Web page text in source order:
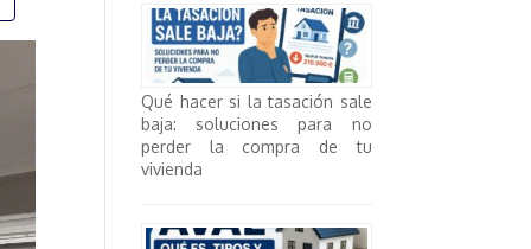
Qué hacer si la tasación sale
baja: soluciones para no
perder la compra de tu
vivienda